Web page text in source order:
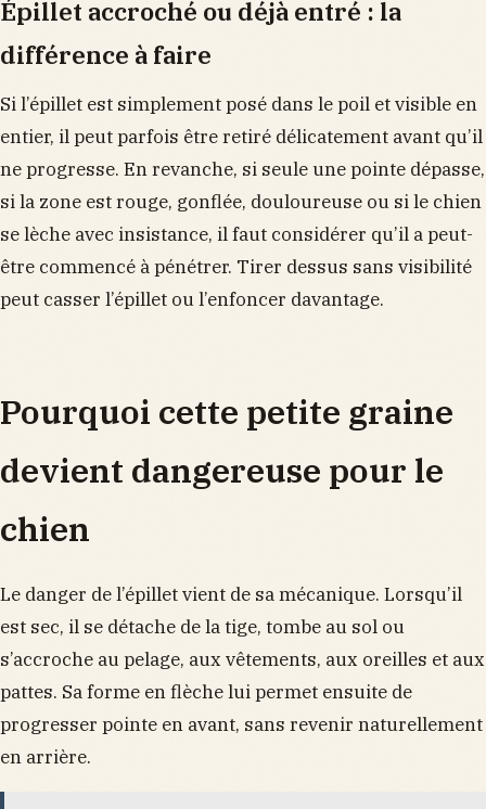
Épillet accroché ou déjà entré : la
différence à faire
Si l’épillet est simplement posé dans le poil et visible en
entier, il peut parfois être retiré délicatement avant qu’il
ne progresse. En revanche, si seule une pointe dépasse,
si la zone est rouge, gonflée, douloureuse ou si le chien
se lèche avec insistance, il faut considérer qu’il a peut-
être commencé à pénétrer. Tirer dessus sans visibilité
peut casser l’épillet ou l’enfoncer davantage.
Pourquoi cette petite graine
devient dangereuse pour le
chien
Le danger de l’épillet vient de sa mécanique. Lorsqu’il
est sec, il se détache de la tige, tombe au sol ou
s’accroche au pelage, aux vêtements, aux oreilles et aux
pattes. Sa forme en flèche lui permet ensuite de
progresser pointe en avant, sans revenir naturellement
en arrière.